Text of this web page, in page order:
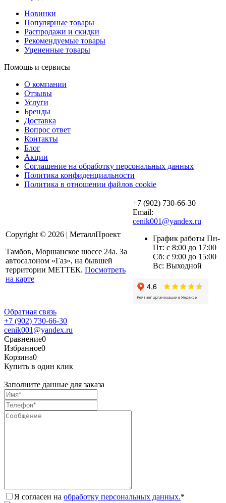
Новинки
Популярные товары
Распродажи и скидки
Рекомендуемые товары
Уцененные товары
Помощь и сервисы
О компании
Отзывы
Услуги
Бренды
Доставка
Вопрос ответ
Контакты
Блог
Акции
Соглашение на обработку персональных данных
Политика конфиденциальности
Политика в отношении файлов cookie
Copyright © 2026 | МеталлПроект
Тамбов, Моршанское шоссе 24а. За
автосалоном «Газ», на бывшей
территории МЕТТЕК. Посмотреть
на карте
+7 (902) 730-66-30
Email:
cenik001@yandex.ru
График работы Пн-
Пт: с 8:00 до 17:00
Сб: с 9:00 до 15:00
Вс: Выходной
Обратная связь
+7 (902) 730-66-30
cenik001@yandex.ru
Сравнение0
Избранное0
Корзина0
Купить в один клик
Заполните данные для заказа
Я согласен на обработку персональных данных.*